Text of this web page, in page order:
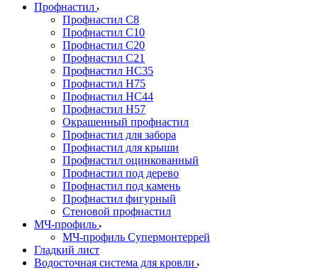
Профнастил
Профнастил С8
Профнастил С10
Профнастил С20
Профнастил С21
Профнастил НС35
Профнастил Н75
Профнастил HC44
Профнастил Н57
Окрашенный профнастил
Профнастил для забора
Профнастил для крыши
Профнастил оцинкованный
Профнастил под дерево
Профнастил под камень
Профнастил фигурный
Стеновой профнастил
МЧ-профиль
МЧ-профиль Супермонтеррей
Гладкий лист
Водосточная система для кровли